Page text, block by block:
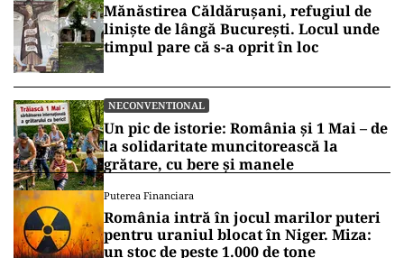
Mănăstirea Căldărușani, refugiul de
liniște de lângă București. Locul unde
timpul pare că s-a oprit în loc
NECONVENTIONAL
Un pic de istorie: România și 1 Mai – de
la solidaritate muncitorească la
grătare, cu bere și manele
Puterea Financiara
România intră în jocul marilor puteri
pentru uraniul blocat în Niger. Miza:
un stoc de peste 1.000 de tone